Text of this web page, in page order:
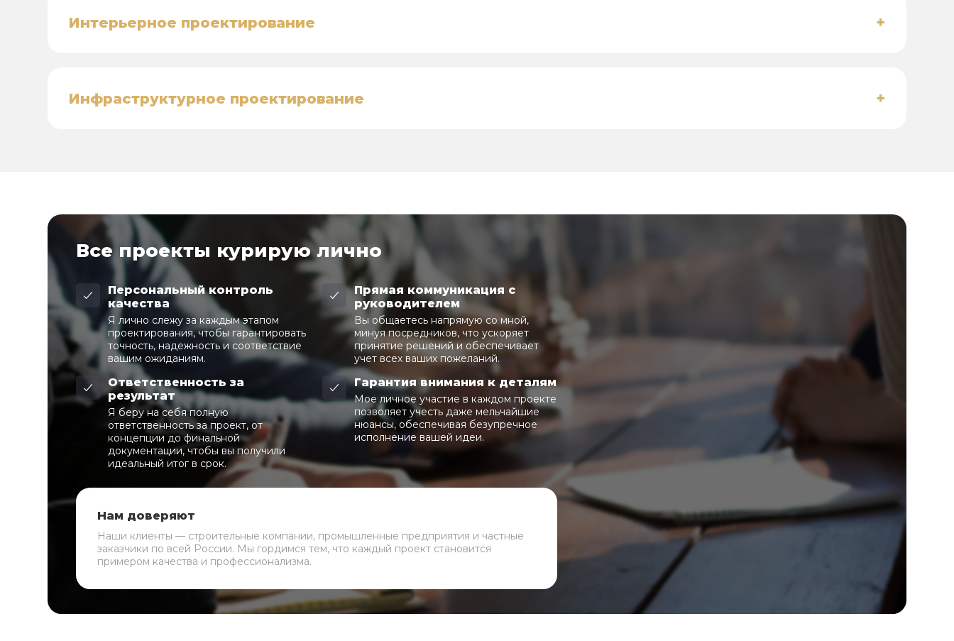
Интерьерное проектирование +
Инфраструктурное проектирование +
Все проекты курирую лично
Персональный контроль
качества
Я лично слежу за каждым этапом
проектирования, чтобы гарантировать
точность, надежность и соответствие
вашим ожиданиям.
Прямая коммуникация с
руководителем
Вы общаетесь напрямую со мной,
минуя посредников, что ускоряет
принятие решений и обеспечивает
учет всех ваших пожеланий.
Ответственность за
результат
Я беру на себя полную
ответственность за проект, от
концепции до финальной
документации, чтобы вы получили
идеальный итог в срок.
Гарантия внимания к деталям
Мое личное участие в каждом проекте
позволяет учесть даже мельчайшие
нюансы, обеспечивая безупречное
исполнение вашей идеи.
Нам доверяют
Наши клиенты — строительные компании, промышленные предприятия и частные
заказчики по всей России. Мы гордимся тем, что каждый проект становится
примером качества и профессионализма.